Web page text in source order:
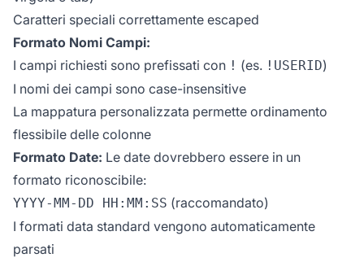
Caratteri speciali correttamente escaped
Formato Nomi Campi:
I campi richiesti sono prefissati con ! (es. !USERID)
I nomi dei campi sono case-insensitive
La mappatura personalizzata permette ordinamento
flessibile delle colonne
Formato Date: Le date dovrebbero essere in un
formato riconoscibile:
YYYY-MM-DD HH:MM:SS (raccomandato)
I formati data standard vengono automaticamente
parsati